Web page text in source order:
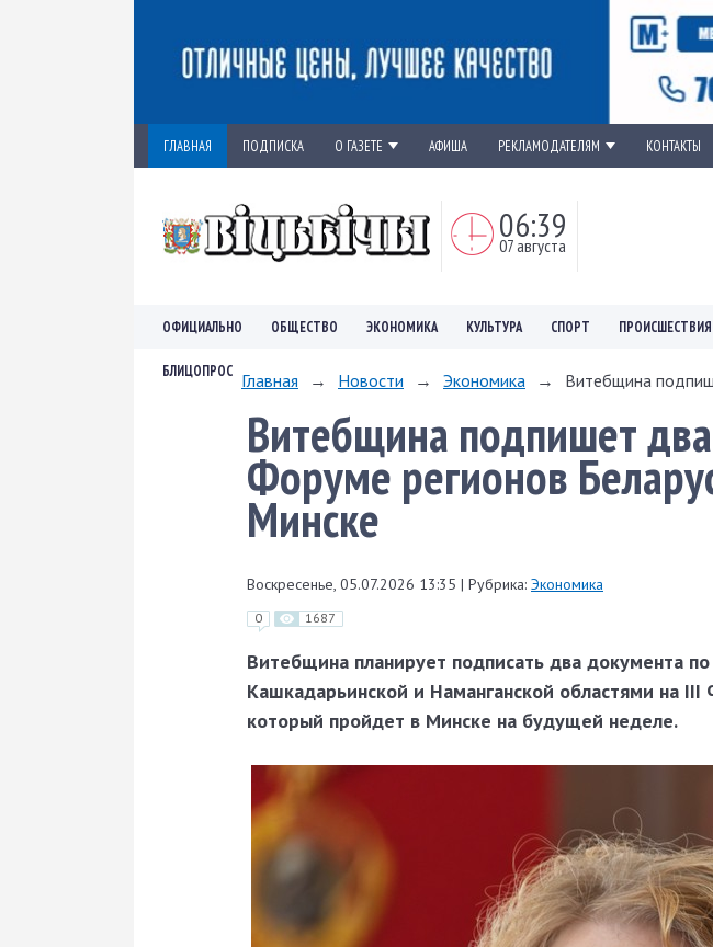
ГЛАВНАЯ ПОДПИСКА О ГАЗЕТЕ АФИША РЕКЛАМОДАТЕЛЯМ КОНТАКТЫ
06:39
07 августа
ОФИЦИАЛЬНО ОБЩЕСТВО ЭКОНОМИКА КУЛЬТУРА СПОРТ ПРОИСШЕСТВИЯ
БЛИЦОПРОС Главная → Новости → Экономика → Витебщина
Витебщина подпишет
Форуме регионов
Минске
Воскресенье, 05.07.2026 13:35 | Рубрика: Экономика
0 1687
Витебщина планирует подписать два документа
Кашкадарьинской и Наманганской областями на
который пройдет в Минске на будущей неделе.